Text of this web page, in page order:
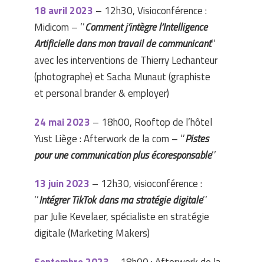
18 avril 2023 – 12h30, Visioconférence :
Midicom – ‘’Comment j’intègre l’Intelligence
Artificielle dans mon travail de communicant’’
avec les interventions de Thierry Lechanteur
(photographe) et Sacha Munaut (graphiste
et personal brander & employer)
24 mai 2023 – 18h00, Rooftop de l’hôtel
Yust Liège : Afterwork de la com – ‘’Pistes
pour une communication plus écoresponsable’’
13 juin 2023 – 12h30, visioconférence :
‘’Intégrer TikTok dans ma stratégie digitale’’
par Julie Kevelaer, spécialiste en stratégie
digitale (Marketing Makers)